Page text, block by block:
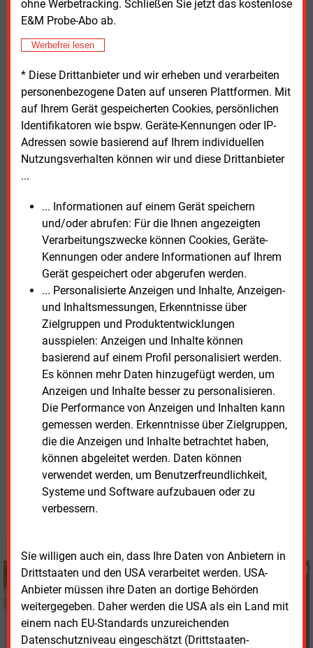
ohne Werbetracking. Schließen Sie jetzt das kostenlose
E&M Probe-Abo ab.
Werbefrei lesen
* Diese Drittanbieter und wir erheben und verarbeiten
personenbezogene Daten auf unseren Plattformen. Mit
auf Ihrem Gerät gespeicherten Cookies, persönlichen
Identifikatoren wie bspw. Geräte-Kennungen oder IP-
Adressen sowie basierend auf Ihrem individuellen
Nutzungsverhalten können wir und diese Drittanbieter
...
... Informationen auf einem Gerät speichern
und/oder abrufen: Für die Ihnen angezeigten
Verarbeitungszwecke können Cookies, Geräte-
Kennungen oder andere Informationen auf Ihrem
Gerät gespeichert oder abgerufen werden.
... Personalisierte Anzeigen und Inhalte, Anzeigen-
und Inhaltsmessungen, Erkenntnisse über
Zielgruppen und Produktentwicklungen
ausspielen: Anzeigen und Inhalte können
basierend auf einem Profil personalisiert werden.
Es können mehr Daten hinzugefügt werden, um
Anzeigen und Inhalte besser zu personalisieren.
Die Performance von Anzeigen und Inhalten kann
gemessen werden. Erkenntnisse über Zielgruppen,
die die Anzeigen und Inhalte betrachtet haben,
können abgeleitet werden. Daten können
verwendet werden, um Benutzerfreundlichkeit,
Systeme und Software aufzubauen oder zu
verbessern.
Sie willigen auch ein, dass Ihre Daten von Anbietern in
Drittstaaten und den USA verarbeitet werden. USA-
Anbieter müssen ihre Daten an dortige Behörden
weitergegeben. Daher werden die USA als ein Land mit
einem nach EU-Standards unzureichenden
Datenschutzniveau eingeschätzt (Drittstaaten-
Kraftwerksstrategie genügend wasserstofffähige
kein Kohleausstieg möglich. Gastgeber Tobias
Goldschmidt Schleswig-Holstein (Grüne) betonte die
Bedeutung der Energiewende angesichts der bereits
energiepolitisch in Deutschland enger
dabei gleichzeitig die Energiewende weiter
entschieden vorantreiben“, sagte er.
Die Energiewende laufe regional in sehr
unterschiedlichem Tempo ab. Dennoch müsse die
Transformation hin zur Klimaneutralität in ganz
Deutschland dynamisch, kosteneffizient und sicher
funktionieren, sagte
Goldschmidt. Sein Land richtet noch eine weitere
Energieministerkonferenz vom 6. bis 8. November
2024 in Brunsbüttel aus.
Beschlüsse der Kieler Energieministerkonferenz
stehen als PDF zum Download bereit.
Freitag, 17.05.2024, 16:33 Uhr
Susanne Harmsen
© 2026 Energie & Management GmbH
Susanne Harmsen
+49 (0) 151 28207503
s.harmsen@energie-
und-management.de